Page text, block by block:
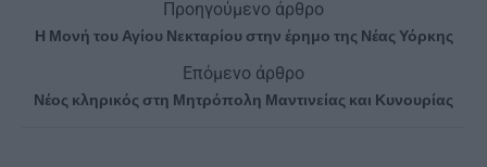
Προηγούμενο άρθρο
Η Μονή του Αγίου Νεκταρίου στην έρημο της Νέας Υόρκης
Επόμενο άρθρο
Νέος κληρικός στη Μητρόπολη Μαντινείας και Κυνουρίας